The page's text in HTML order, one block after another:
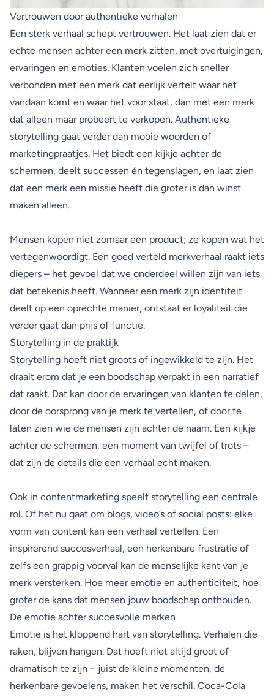
Vertrouwen door authentieke verhalen
Een sterk verhaal schept vertrouwen. Het laat zien dat er
echte mensen achter een merk zitten, met overtuigingen,
ervaringen en emoties. Klanten voelen zich sneller
verbonden met een merk dat eerlijk vertelt waar het
vandaan komt en waar het voor staat, dan met een merk
dat alleen maar probeert te verkopen. Authentieke
storytelling gaat verder dan mooie woorden of
marketingpraatjes. Het biedt een kijkje achter de
schermen, deelt successen én tegenslagen, en laat zien
dat een merk een missie heeft die groter is dan winst
maken alleen.
Mensen kopen niet zomaar een product; ze kopen wat het
vertegenwoordigt. Een goed verteld merkverhaal raakt iets
diepers – het gevoel dat we onderdeel willen zijn van iets
dat betekenis heeft. Wanneer een merk zijn identiteit
deelt op een oprechte manier, ontstaat er loyaliteit die
verder gaat dan prijs of functie.
Storytelling in de praktijk
Storytelling hoeft niet groots of ingewikkeld te zijn. Het
draait erom dat je een boodschap verpakt in een narratief
dat raakt. Dat kan door de ervaringen van klanten te delen,
door de oorsprong van je merk te vertellen, of door te
laten zien wie de mensen zijn achter de naam. Een kijkje
achter de schermen, een moment van twijfel of trots –
dat zijn de details die een verhaal echt maken.
Ook in contentmarketing speelt storytelling een centrale
rol. Of het nu gaat om blogs, video’s of social posts: elke
vorm van content kan een verhaal vertellen. Een
inspirerend succesverhaal, een herkenbare frustratie of
zelfs een grappig voorval kan de menselijke kant van je
merk versterken. Hoe meer emotie en authenticiteit, hoe
groter de kans dat mensen jouw boodschap onthouden.
De emotie achter succesvolle merken
Emotie is het kloppend hart van storytelling. Verhalen die
raken, blijven hangen. Dat hoeft niet altijd groot of
dramatisch te zijn – juist de kleine momenten, de
herkenbare gevoelens, maken het verschil. Coca-Cola